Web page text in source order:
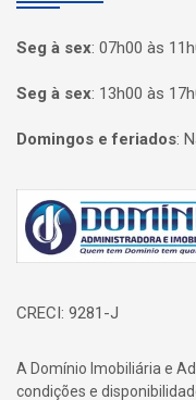
Seg à sex: 07h00 às
Seg à sex: 13h00 às
Domingos e feriados:
Página inicial
CRECI: 9281-J
A Domínio Imobiliária e
condições e